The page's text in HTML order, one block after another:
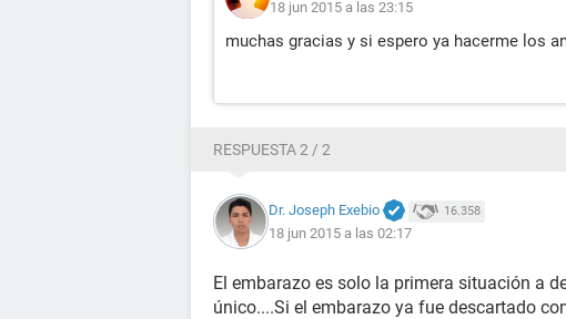
18 jun 2015 a las 23:15
muchas gracias y si espero ya hacerme los
RESPUESTA 2 / 2
Dr. Joseph Exebio 16.358
18 jun 2015 a las 02:17
El embarazo es solo la primera situación a
único....Si el embarazo ya fue descartado